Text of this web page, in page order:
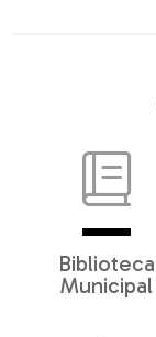
Biblioteca
Municipal